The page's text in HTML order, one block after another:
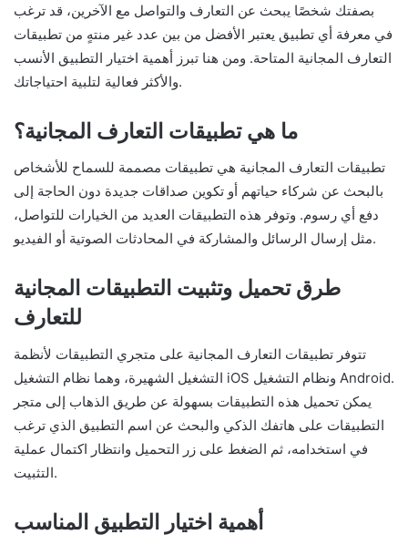
بصفتك شخصًا يبحث عن التعارف والتواصل مع الآخرين، قد ترغب
في معرفة أي تطبيق يعتبر الأفضل من بين عدد غير منتهٍ من تطبيقات
التعارف المجانية المتاحة. ومن هنا تبرز أهمية اختيار التطبيق الأنسب
والأكثر فعالية لتلبية احتياجاتك.
ما هي تطبيقات التعارف المجانية؟
تطبيقات التعارف المجانية هي تطبيقات مصممة للسماح للأشخاص
بالبحث عن شركاء حياتهم أو تكوين صداقات جديدة دون الحاجة إلى
دفع أي رسوم. وتوفر هذه التطبيقات العديد من الخيارات للتواصل،
مثل إرسال الرسائل والمشاركة في المحادثات الصوتية أو الفيديو.
طرق تحميل وتثبيت التطبيقات المجانية
للتعارف
تتوفر تطبيقات التعارف المجانية على متجري التطبيقات لأنظمة
التشغيل الشهيرة، وهما نظام التشغيل iOS ونظام التشغيل Android.
يمكن تحميل هذه التطبيقات بسهولة عن طريق الذهاب إلى متجر
التطبيقات على هاتفك الذكي والبحث عن اسم التطبيق الذي ترغب
في استخدامه، ثم الضغط على زر التحميل وانتظار اكتمال عملية
التثبيت.
أهمية اختيار التطبيق المناسب